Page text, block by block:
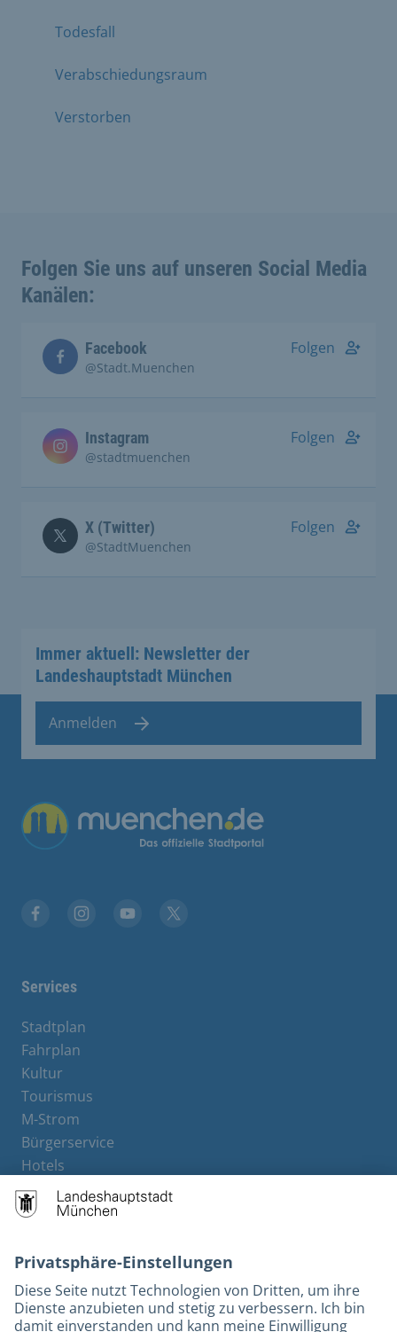
Todesfall
Verabschiedungsraum
Verstorben
Folgen Sie uns auf unseren Social Media
Kanälen:
Facebook
@Stadt.Muenchen
Folgen
Instagram
@stadtmuenchen
Folgen
X (Twitter)
@StadtMuenchen
Folgen
Immer aktuell: Newsletter der
Landeshauptstadt München
Anmelden
Übergreifende Links
Services
Stadtplan
Fahrplan
Kultur
Tourismus
M-Strom
Bürgerservice
Hotels
Barrierefreiheit
Leichte Sprache
Gebärdensprache